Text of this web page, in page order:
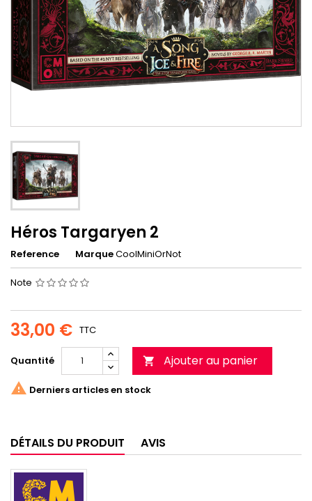
Héros Targaryen 2
Reference MarqueCoolMiniOrNot
Note
33,00 € TTC
Quantité  Ajouter au panier
 Derniers articles en stock
DÉTAILS DU PRODUIT AVIS